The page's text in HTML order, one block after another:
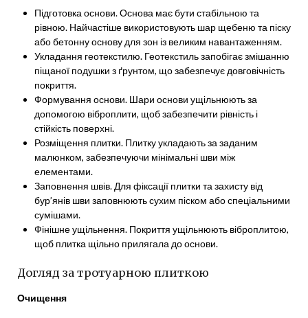
Підготовка основи. Основа має бути стабільною та
рівною. Найчастіше використовують шар щебеню та піску
або бетонну основу для зон із великим навантаженням.
Укладання геотекстилю. Геотекстиль запобігає змішанню
піщаної подушки з ґрунтом, що забезпечує довговічність
покриття.
Формування основи. Шари основи ущільнюють за
допомогою віброплити, щоб забезпечити рівність і
стійкість поверхні.
Розміщення плитки. Плитку укладають за заданим
малюнком, забезпечуючи мінімальні шви між
елементами.
Заповнення швів. Для фіксації плитки та захисту від
бур’янів шви заповнюють сухим піском або спеціальними
сумішами.
Фінішне ущільнення. Покриття ущільнюють віброплитою,
щоб плитка щільно прилягала до основи.
Догляд за тротуарною плиткою
Очищення